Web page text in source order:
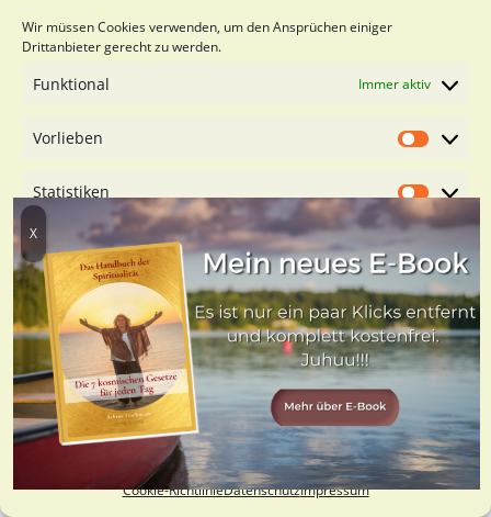
Wir müssen Cookies verwenden, um den Ansprüchen einiger
Drittanbieter gerecht zu werden.
Funktional Immer aktiv
Vorlieben Vorlieben
Statistiken
Marketing
Dienste verwalten
Cookies akzeptieren
Nur funktionale Cookies
Einstellungen speichern
Cookie-RichtlinieDatenschutzImpressum
Verwandte Beiträge
Resonanz statt Reaktion
Mehr erfahren